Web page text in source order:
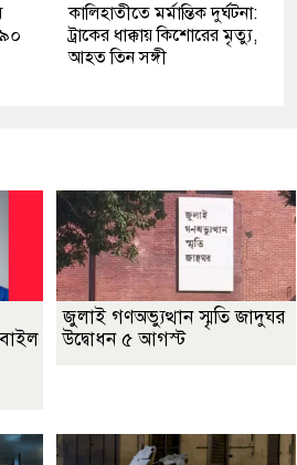
কালিহাতীতে মর্মান্তিক দুর্ঘটনা:
ট্রাকের ধাক্কায় কিশোরের মৃত্যু,
আহত তিন সঙ্গী
জুলাই গণঅভ্যুত্থান স্মৃতি জাদুঘর
উদ্বোধন ৫ আগস্ট